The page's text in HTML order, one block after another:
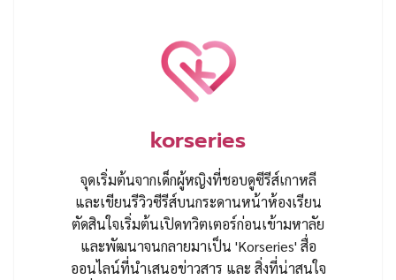
korseries
จุดเริ่มต้นจากเด็กผู้หญิงที่ชอบดูซีรีส์เกาหลี
และเขียนรีวิวซีรีส์บนกระดานหน้าห้องเรียน
ตัดสินใจเริ่มต้นเปิดทวิตเตอร์ก่อนเข้ามหาลัย
และพัฒนาจนกลายมาเป็น 'Korseries' สื่อ
ออนไลน์ที่นำเสนอข่าวสาร และ สิ่งที่น่าสนใจ